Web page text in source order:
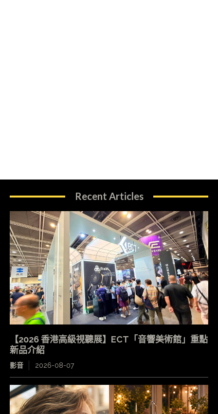
Recent Articles
【2026 香港高級視聽展】ECT「音響美術館」重點
新品介紹
影音 2026-08-07